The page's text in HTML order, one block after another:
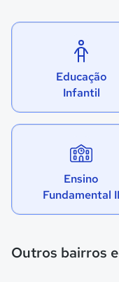
Educação
Infantil
Ensino
Fundamental II
Outros bairros